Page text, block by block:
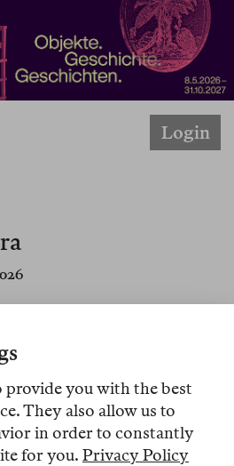
Login
in Santiago, Chile.
provide you with the best
They also allow us to
in order to constantly
for you. Privacy Policy